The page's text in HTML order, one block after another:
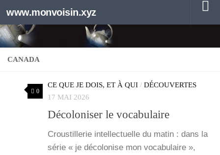
Au dessous du contenu
www.monvoisin.xyz
CANADA
0
CE QUE JE DOIS, ET À QUI / DÉCOUVERTES
17 MAI 2026
Décoloniser le vocabulaire
Crous­tille­rie intel­lec­tuelle du matin : dans la
série « je déco­lo­nise mon voca­bu­laire »,